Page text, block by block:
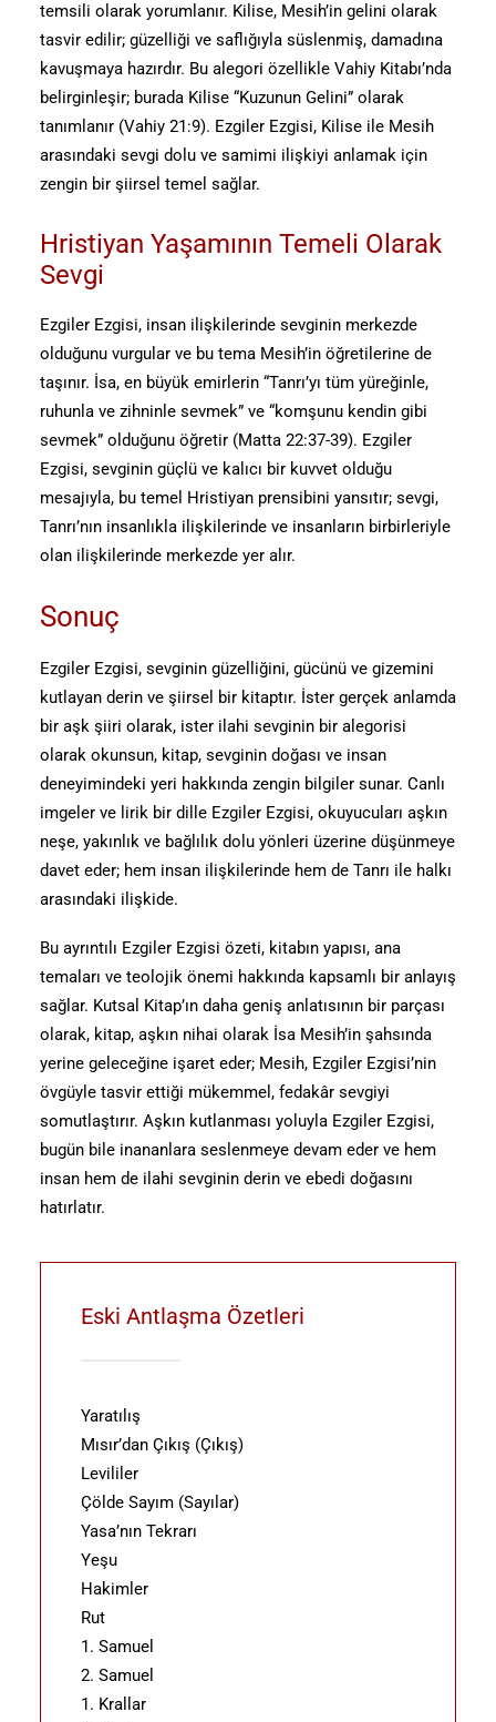
temsili olarak yorumlanır. Kilise, Mesih’in gelini olarak
tasvir edilir; güzelliği ve saflığıyla süslenmiş, damadına
kavuşmaya hazırdır. Bu alegori özellikle Vahiy Kitabı’nda
belirginleşir; burada Kilise “Kuzunun Gelini” olarak
tanımlanır (Vahiy 21:9). Ezgiler Ezgisi, Kilise ile Mesih
arasındaki sevgi dolu ve samimi ilişkiyi anlamak için
zengin bir şiirsel temel sağlar.
Hristiyan Yaşamının Temeli Olarak
Sevgi
Ezgiler Ezgisi, insan ilişkilerinde sevginin merkezde
olduğunu vurgular ve bu tema Mesih’in öğretilerine de
taşınır. İsa, en büyük emirlerin “Tanrı’yı tüm yüreğinle,
ruhunla ve zihninle sevmek” ve “komşunu kendin gibi
sevmek” olduğunu öğretir (Matta 22:37-39). Ezgiler
Ezgisi, sevginin güçlü ve kalıcı bir kuvvet olduğu
mesajıyla, bu temel Hristiyan prensibini yansıtır; sevgi,
Tanrı’nın insanlıkla ilişkilerinde ve insanların birbirleriyle
olan ilişkilerinde merkezde yer alır.
Sonuç
Ezgiler Ezgisi, sevginin güzelliğini, gücünü ve gizemini
kutlayan derin ve şiirsel bir kitaptır. İster gerçek anlamda
bir aşk şiiri olarak, ister ilahi sevginin bir alegorisi
olarak okunsun, kitap, sevginin doğası ve insan
deneyimindeki yeri hakkında zengin bilgiler sunar. Canlı
imgeler ve lirik bir dille Ezgiler Ezgisi, okuyucuları aşkın
neşe, yakınlık ve bağlılık dolu yönleri üzerine düşünmeye
davet eder; hem insan ilişkilerinde hem de Tanrı ile halkı
arasındaki ilişkide.
Bu ayrıntılı Ezgiler Ezgisi özeti, kitabın yapısı, ana
temaları ve teolojik önemi hakkında kapsamlı bir anlayış
sağlar. Kutsal Kitap’ın daha geniş anlatısının bir parçası
olarak, kitap, aşkın nihai olarak İsa Mesih’in şahsında
yerine geleceğine işaret eder; Mesih, Ezgiler Ezgisi’nin
övgüyle tasvir ettiği mükemmel, fedakâr sevgiyi
somutlaştırır. Aşkın kutlanması yoluyla Ezgiler Ezgisi,
bugün bile inananlara seslenmeye devam eder ve hem
insan hem de ilahi sevginin derin ve ebedi doğasını
hatırlatır.
Eski Antlaşma Özetleri
Yaratılış
Mısır’dan Çıkış (Çıkış)
Levililer
Çölde Sayım (Sayılar)
Yasa’nın Tekrarı
Yeşu
Hakimler
Rut
1. Samuel
2. Samuel
1. Krallar